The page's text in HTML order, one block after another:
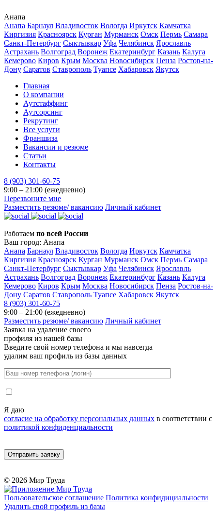
Анапа
Анапа Барнаул Владивосток Вологда Иркутск Камчатка
Киргизия Красноярск Курган Мурманск Омск Пермь Самара
Санкт-Петербург Сыктывкар Уфа Челябинск Ярославль
Астрахань Волгоград Воронеж Екатеринбург Казань Калуга
Кемерово Киров Крым Москва Новосибирск Пенза Ростов-на-
Дону Саратов Ставрополь Туапсе Хабаровск Якутск
Главная
О компании
Аутстаффинг
Аутсорсинг
Рекрутинг
Все услуги
Франшиза
Вакансии и резюме
Статьи
Контакты
8 (903) 301-60-75
9:00 – 21:00 (ежедневно)
Перезвоните мне
Разместить резюме/ вакансию Личный кабинет
Работаем по всей России
Ваш город: Анапа
Анапа Барнаул Владивосток Вологда Иркутск Камчатка
Киргизия Красноярск Курган Мурманск Омск Пермь Самара
Санкт-Петербург Сыктывкар Уфа Челябинск Ярославль
Астрахань Волгоград Воронеж Екатеринбург Казань Калуга
Кемерово Киров Крым Москва Новосибирск Пенза Ростов-на-
Дону Саратов Ставрополь Туапсе Хабаровск Якутск
8 (903) 301-60-75
9:00 – 21:00 (ежедневно)
Разместить резюме/ вакансию Личный кабинет
Заявка на удаление своего
профиля из нашей базы
Введите свой номер телефона и мы навсегда
удалим ваш профиль из базы данных
Я даю
согласие на обработку персональных данных в соответствии с
политикой конфиденциальности
© 2026 Мир Труда
Пользовательское соглашение Политика конфидициальности
Удалить свой профиль из базы